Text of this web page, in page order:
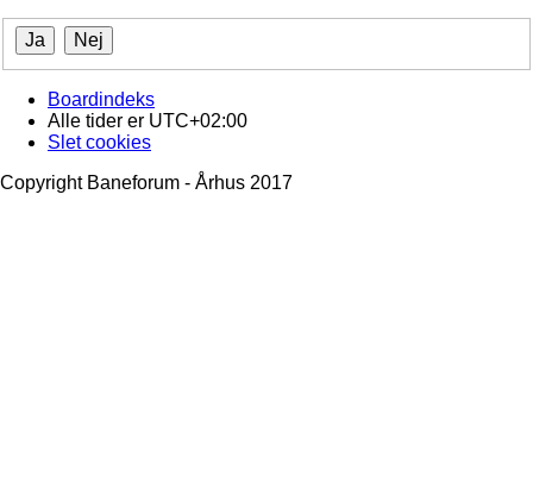
Boardindeks
Alle tider er UTC+02:00
Slet cookies
Copyright Baneforum - Århus 2017